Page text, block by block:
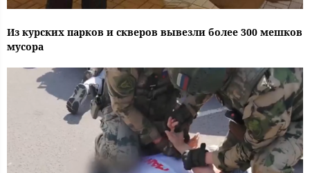
Из курских парков и скверов вывезли более 300 мешков
мусора